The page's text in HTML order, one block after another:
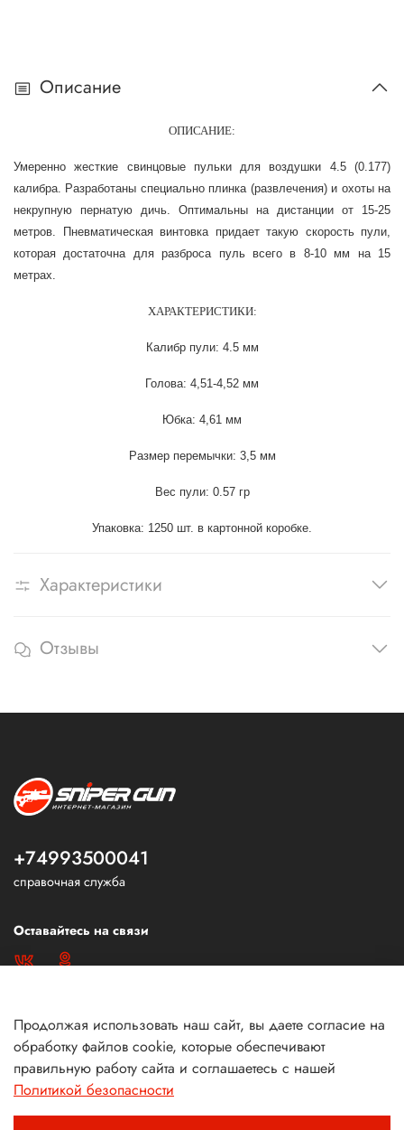
Описание
ОПИСАНИЕ:
Умеренно жесткие свинцовые пульки для воздушки 4.5 (0.177)
калибра. Разработаны специально плинка (развлечения) и охоты на
некрупную пернатую дичь. Оптимальны на дистанции от 15-25
метров. Пневматическая винтовка придает такую скорость пули,
которая достаточна для разброса пуль всего в 8-10 мм на 15
метрах.
ХАРАКТЕРИСТИКИ:
Калибр пули: 4.5 мм
Голова: 4,51-4,52 мм
Юбка: 4,61 мм
Размер перемычки: 3,5 мм
Вес пули: 0.57 гр
Упаковка: 1250 шт. в картонной коробке.
Характеристики
Отзывы
+74993500041
справочная служба
Оставайтесь на связи
Продолжая использовать наш сайт, вы даете согласие на
обработку файлов cookie, которые обеспечивают
правильную работу сайта и соглашаетесь с нашей
Политикой безопасности